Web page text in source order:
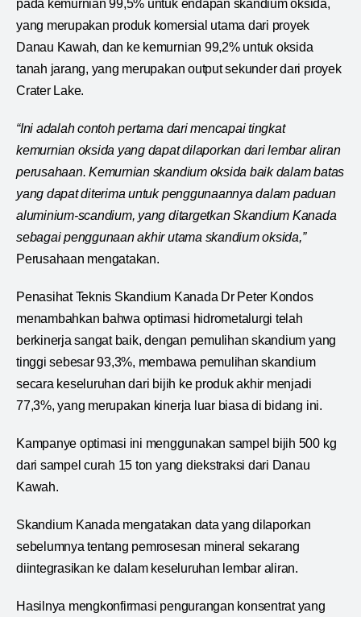
pada kemurnian 99,5% untuk endapan skandium oksida,
yang merupakan produk komersial utama dari proyek
Danau Kawah, dan ke kemurnian 99,2% untuk oksida
tanah jarang, yang merupakan output sekunder dari proyek
Crater Lake.
“Ini adalah contoh pertama dari mencapai tingkat
kemurnian oksida yang dapat dilaporkan dari lembar aliran
perusahaan. Kemurnian skandium oksida baik dalam batas
yang dapat diterima untuk penggunaannya dalam paduan
aluminium-scandium, yang ditargetkan Skandium Kanada
sebagai penggunaan akhir utama skandium oksida,”
Perusahaan mengatakan.
Penasihat Teknis Skandium Kanada Dr Peter Kondos
menambahkan bahwa optimasi hidrometalurgi telah
berkinerja sangat baik, dengan pemulihan skandium yang
tinggi sebesar 93,3%, membawa pemulihan skandium
secara keseluruhan dari bijih ke produk akhir menjadi
77,3%, yang merupakan kinerja luar biasa di bidang ini.
Kampanye optimasi ini menggunakan sampel bijih 500 kg
dari sampel curah 15 ton yang diekstraksi dari Danau
Kawah.
Skandium Kanada mengatakan data yang dilaporkan
sebelumnya tentang pemrosesan mineral sekarang
diintegrasikan ke dalam keseluruhan lembar aliran.
Hasilnya mengkonfirmasi pengurangan konsentrat yang